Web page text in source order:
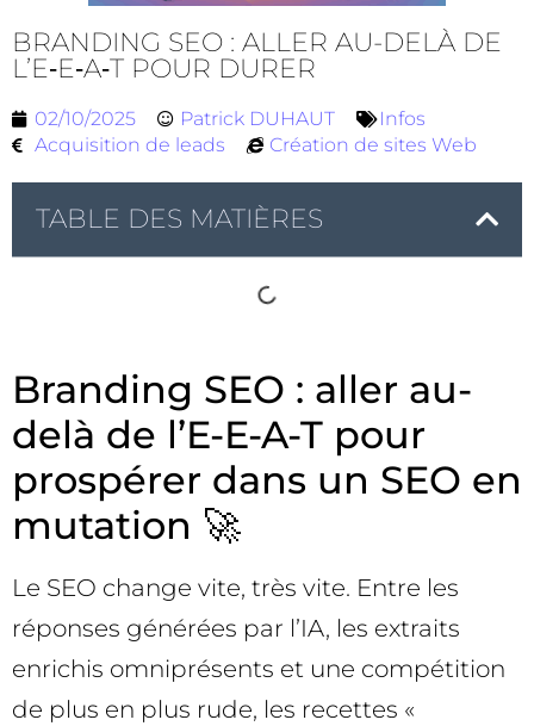
BRANDING SEO : ALLER AU-DELÀ DE
L’E‑E‑A‑T POUR DURER
02/10/2025 Patrick DUHAUT
Infos
Acquisition de leads
Création de sites Web
TABLE DES MATIÈRES
Branding SEO : aller au-
delà de l’E-E-A-T pour
prospérer dans un SEO en
mutation 🚀
Le SEO change vite, très vite. Entre les
réponses générées par l’IA, les extraits
enrichis omniprésents et une compétition
de plus en plus rude, les recettes «